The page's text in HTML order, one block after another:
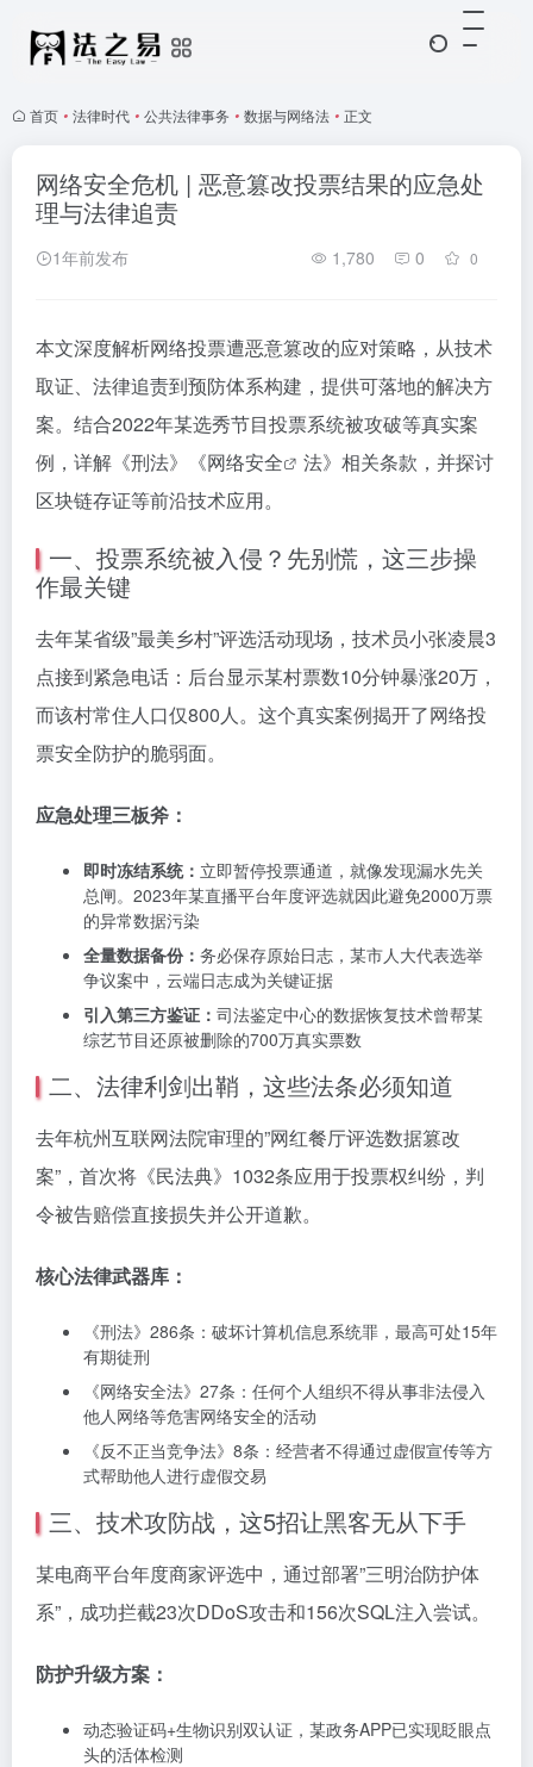
首页 • 法律时代 • 公共法律事务 • 数据与网络法 • 正文
网络安全危机 | 恶意篡改投票结果的应急处
理与法律追责
1年前发布 1,780 0 0
本文深度解析网络投票遭恶意篡改的应对策略，从技术
取证、法律追责到预防体系构建，提供可落地的解决方
案。结合2022年某选秀节目投票系统被攻破等真实案
例，详解《刑法》《网络安全
法》相关条款，并探讨
区块链存证等前沿技术应用。
一、投票系统被入侵？先别慌，这三步操
作最关键
去年某省级”最美乡村”评选活动现场，技术员小张凌晨3
点接到紧急电话：后台显示某村票数10分钟暴涨20万，
而该村常住人口仅800人。这个真实案例揭开了网络投
票安全防护的脆弱面。
应急处理三板斧：
即时冻结系统： 立即暂停投票通道，就像发现漏水先关
总闸。2023年某直播平台年度评选就因此避免2000万票
的异常数据污染
全量数据备份： 务必保存原始日志，某市人大代表选举
争议案中，云端日志成为关键证据
引入第三方鉴证： 司法鉴定中心的数据恢复技术曾帮某
综艺节目还原被删除的700万真实票数
二、法律利剑出鞘，这些法条必须知道
去年杭州互联网法院审理的”网红餐厅评选数据篡改
案”，首次将《民法典》1032条应用于投票权纠纷，判
令被告赔偿直接损失并公开道歉。
核心法律武器库：
《刑法》286条：破坏计算机信息系统罪，最高可处15年
有期徒刑
《网络安全法》27条：任何个人组织不得从事非法侵入
他人网络等危害网络安全的活动
《反不正当竞争法》8条：经营者不得通过虚假宣传等方
式帮助他人进行虚假交易
三、技术攻防战，这5招让黑客无从下手
某电商平台年度商家评选中，通过部署”三明治防护体
系”，成功拦截23次DDoS攻击和156次SQL注入尝试。
防护升级方案：
动态验证码+生物识别双认证，某政务APP已实现眨眼点
头的活体检测